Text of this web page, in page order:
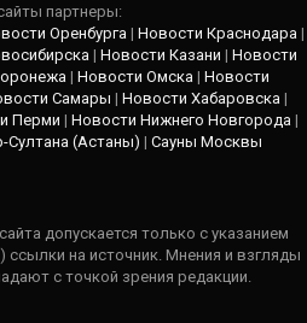
партнеры:
Оренбурга | Новости Краснодара |
| Новости Казани | Новости
| Новости Омска | Новости
Самары | Новости Хабаровска |
Перми | Новости Нижнего Новгорода |
Султана (Астаны) | Сауны Москвы
допускается только с указанием
ссылки на источник. Мнения и взгляды
с точкой зрения редакции.